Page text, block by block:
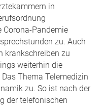
in
Corona-Pandemie
zu. Auch
krankschreiben zu
weiterhin die
Thema Telemedizin
zu. So ist nach der
der telefonischen